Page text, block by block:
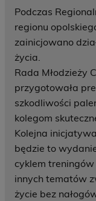
Podczas
regionu
zainicjowano
życia.
Rada Młodzieży
przygotowała
szkodliwości
kolegom
Kolejna
będzie to
cyklem
innych tematów
życie bez